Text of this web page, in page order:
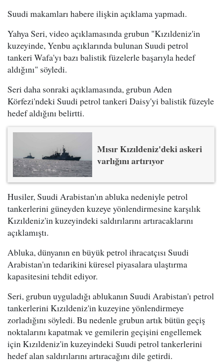
Suudi makamları habere ilişkin açıklama yapmadı.
Yahya Seri, video açıklamasında grubun "Kızıldeniz'in
kuzeyinde, Yenbu açıklarında bulunan Suudi petrol
tankeri Wafa'yı bazı balistik füzelerle başarıyla hedef
aldığını" söyledi.
Seri daha sonraki açıklamasında, grubun Aden
Körfezi'ndeki Suudi petrol tankeri Daisy'yi balistik füzeyle
hedef aldığını belirtti.
Mısır Kızıldeniz'deki askeri
varlığını artırıyor
Husiler, Suudi Arabistan'ın abluka nedeniyle petrol
tankerlerini güneyden kuzeye yönlendirmesine karşılık
Kızıldeniz'in kuzeyindeki saldırılarını artıracaklarını
açıklamıştı.
Abluka, dünyanın en büyük petrol ihracatçısı Suudi
Arabistan'ın tedarikini küresel piyasalara ulaştırma
kapasitesini tehdit ediyor.
Seri, grubun uyguladığı ablukanın Suudi Arabistan'ı petrol
tankerlerini Kızıldeniz'in kuzeyine yönlendirmeye
zorladığını söyledi. Bu nedenle grubun artık bütün geçiş
noktalarını kapatmak ve gemilerin geçişini engellemek
için Kızıldeniz'in kuzeyindeki Suudi petrol tankerlerini
hedef alan saldırılarını artıracağını dile getirdi.